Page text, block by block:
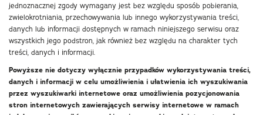
jednoznacznej zgody wymagany jest bez względu sposób pobierania,
zwielokrotniania, przechowywania lub innego wykorzystywania treści,
danych lub informacji dostępnych w ramach niniejszego serwisu oraz
wszystkich jego podstron, jak również bez względu na charakter tych
treści, danych i informacji.
Powyższe nie dotyczy wyłącznie przypadków wykorzystywania treści,
danych i informacji w celu umożliwienia i ułatwienia ich wyszukiwania
przez wyszukiwarki internetowe oraz umożliwienia pozycjonowania
stron internetowych zawierających serwisy internetowe w ramach